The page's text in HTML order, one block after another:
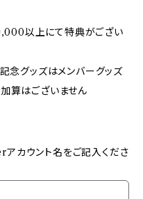
以上にて特典がござい
念グッズはメンバーグッズ
算はございません
カウント名をご記入くださ